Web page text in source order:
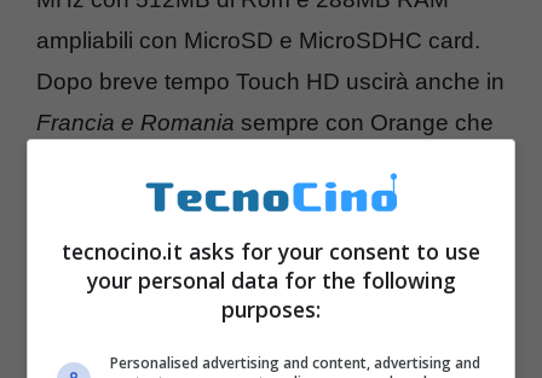
ampliabili con MicroSD e MicroSDHC card.
Dopo breve tempo Touch HD uscirà anche in
Francia e Romania sempre con Orange che
Vecchio Continente.
tecnocino.it asks for your consent to use
your personal data for the following
purposes:
Personalised advertising and content, advertising and